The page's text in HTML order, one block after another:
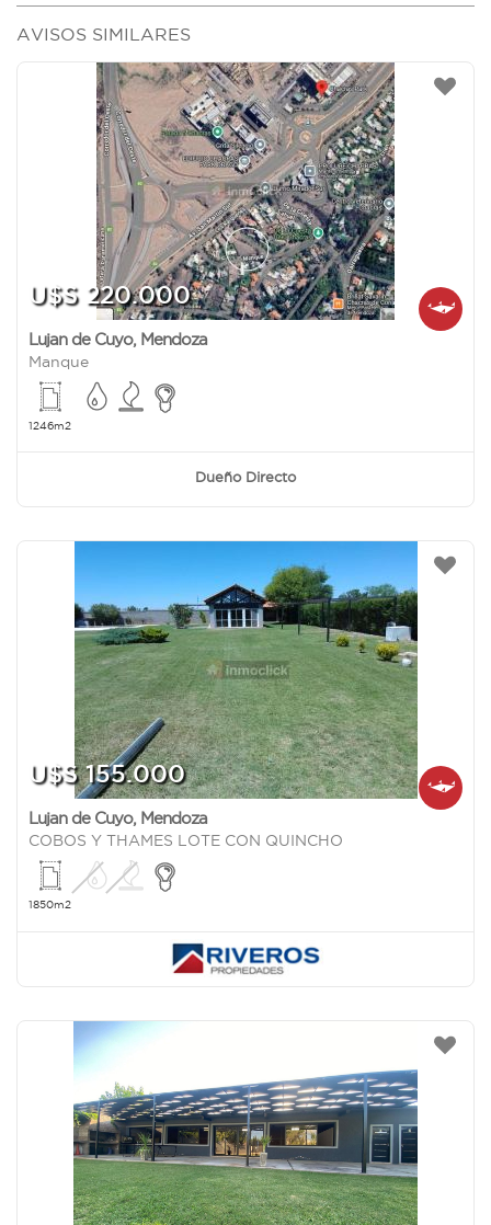
AVISOS SIMILARES
U$S 220.000
Lujan de Cuyo, Mendoza
Manque
1246m2
Dueño Directo
U$S 155.000
Lujan de Cuyo, Mendoza
COBOS Y THAMES LOTE CON QUINCHO
1850m2